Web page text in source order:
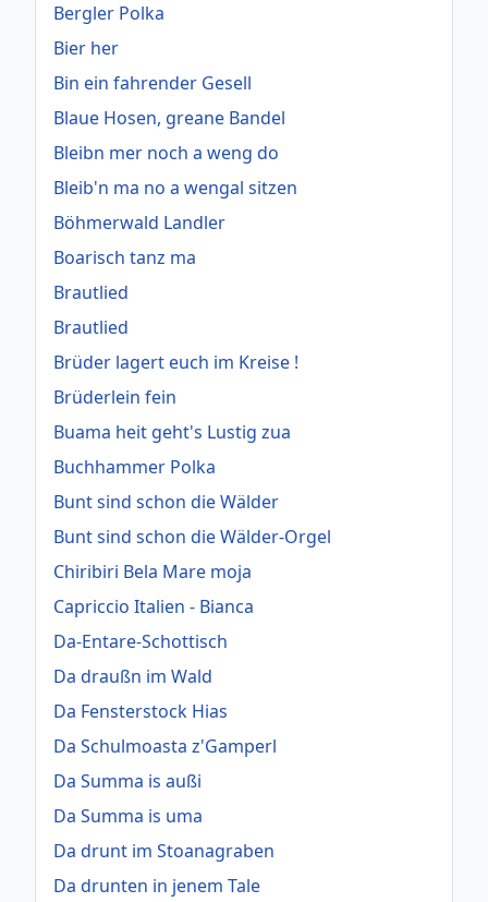
Bergler Polka
Bier her
Bin ein fahrender Gesell
Blaue Hosen, greane Bandel
Bleibn mer noch a weng do
Bleib'n ma no a wengal sitzen
Böhmerwald Landler
Boarisch tanz ma
Brautlied
Brautlied
Brüder lagert euch im Kreise !
Brüderlein fein
Buama heit geht's Lustig zua
Buchhammer Polka
Bunt sind schon die Wälder
Bunt sind schon die Wälder-Orgel
Chiribiri Bela Mare moja
Capriccio Italien - Bianca
Da-Entare-Schottisch
Da draußn im Wald
Da Fensterstock Hias
Da Schulmoasta z'Gamperl
Da Summa is außi
Da Summa is uma
Da drunt im Stoanagraben
Da drunten in jenem Tale